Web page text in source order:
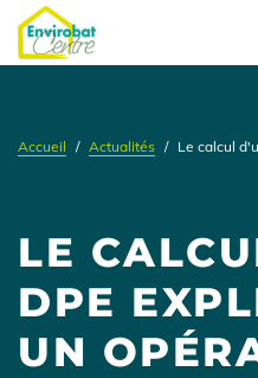
Aller
au
contenu
Accueil Actualités Le calcul
LE
DPE
UN